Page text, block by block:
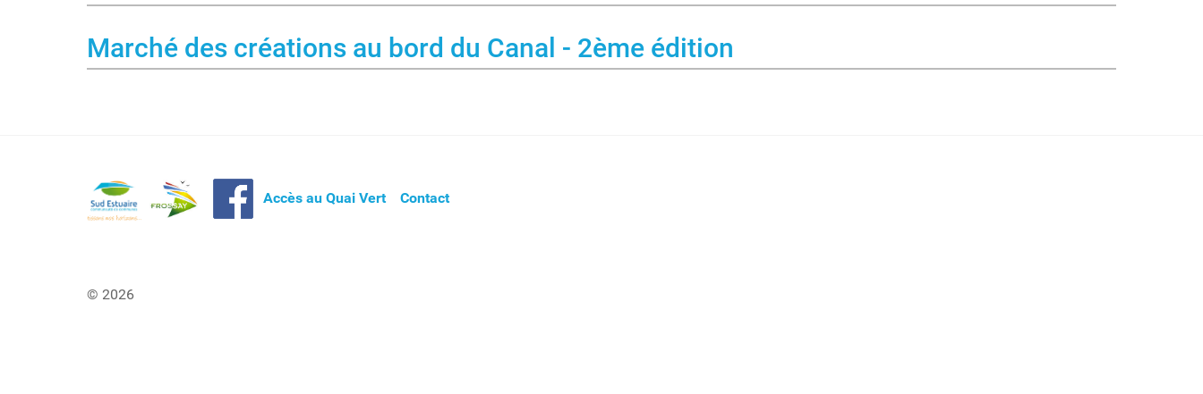
Marché des créations au bord du Canal - 2ème édition
Accès au Quai Vert Contact
© 2026